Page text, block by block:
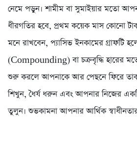
নেমে পড়ুন। শামীম বা সুমাইয়ার মতো
ধীরগতির হবে, প্রথম কয়েক মাস কোনো
মনে রাখবেন, প্যাসিভ ইনকামের গ্রাফটি
(Compounding) বা চক্রবৃদ্ধি হারের
শুরু করলে আপনাকে আর পেছনে ফিরে
শিখুন, ধৈর্য ধরুন এবং আপনার নিজের
তুলুন। শুভকামনা আপনার আর্থিক স্বাধীনতার